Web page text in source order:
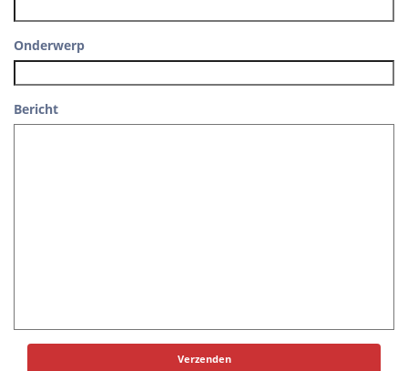
Onderwerp
Bericht
Verzenden